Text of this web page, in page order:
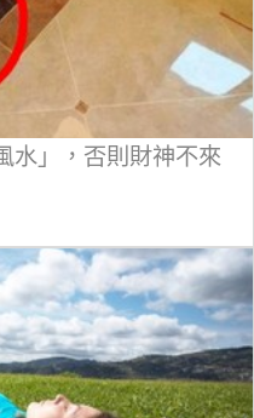
水」，否則財神不來